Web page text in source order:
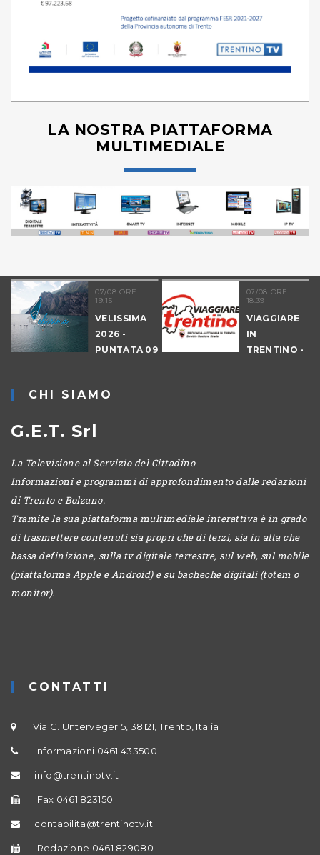
LA NOSTRA PIATTAFORMA
MULTIMEDIALE
07/08 ORE:
19.15
VELISSIMA
2026 -
PUNTATA 09
LEVICO
07/08 ORE:
18.39
VIAGGIARE
IN
TRENTINO -
CHI SIAMO
G.E.T. Srl
La Televisione al Servizio del Cittadino
Informazioni e programmi di approfondimento dalle redazioni
di Trento e Bolzano.
Tramite la sua piattaforma multimediale interattiva è in grado
di trasmettere contenuti sia propri che di terzi, sia in alta che
bassa definizione, sulla tv digitale terrestre, sul web, sul mobile
(piattaforma Apple e Android) e su bacheche digitali (totem o
monitor).
CONTATTI
Via G. Unterveger 5, 38121, Trento, Italia
Informazioni 0461 433500
info@trentinotv.it
Fax 0461 823150
contabilita@trentinotv.it
Redazione 0461 829080